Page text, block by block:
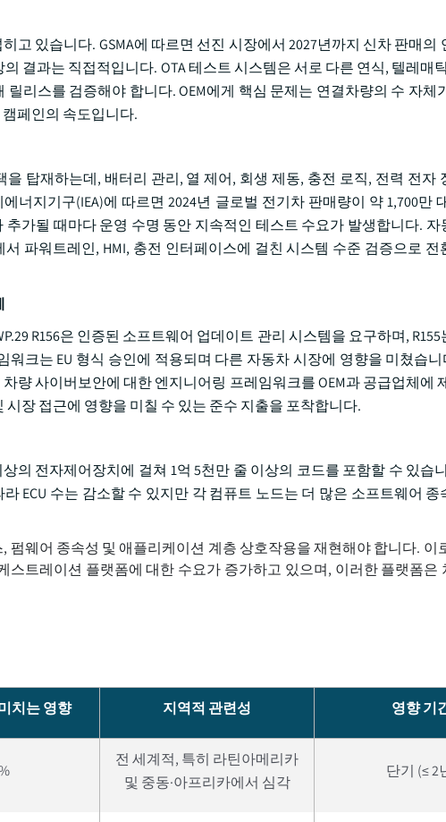
고 있습니다. GSMA에 따르면 선진 시장에서 2027년까지 신차 판매의
결과는 직접적입니다. OTA 테스트 시스템은 서로 다른 연식, 텔레매
리스를 검증해야 합니다. OEM에게 핵심 문제는 연결차량의 수 자체
페인의 속도입니다.
탑재하는데, 배터리 관리, 열 제어, 회생 제동, 충전 로직, 전력 전자
너지기구(IEA)에 따르면 2024년 글로벌 전기차 판매량이 약 1,700만
가될 때마다 운영 수명 동안 지속적인 테스트 수요가 발생합니다. 자
파워트레인, HMI, 충전 인터페이스에 걸친 시스템 수준 검증으로 전
R156은 인증된 소프트웨어 업데이트 관리 시스템을 요구하며,
크는 EU 형식 승인에 적용되며 다른 자동차 시장에 영향을 미쳤습니
량 사이버보안에 대한 엔지니어링 프레임워크를 OEM과 공급업체에
장 접근에 영향을 미칠 수 있는 준수 지출을 포착합니다.
의 전자제어장치에 걸쳐 1억 5천만 줄 이상의 코드를 포함할 수 있습
ECU 수는 감소할 수 있지만 각 컴퓨트 노드는 더 많은 소프트웨어
펌웨어 종속성 및 애플리케이션 계층 상호작용을 재현해야 합니다. 이
스트레이션 플랫폼에 대한 수요가 증가하고 있으며, 이러한 플랫폼은
치는 영향 지역적 관련성 영향 기
전 세계적, 특히 라틴아메리카
및 중동·아프리카에서 심각
단기 (≤ 2